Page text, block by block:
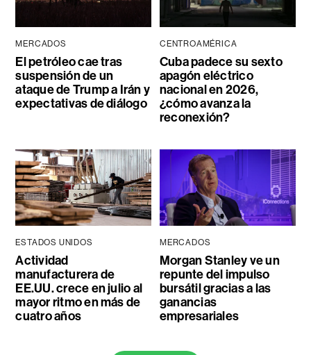
MERCADOS
El petróleo cae tras
suspensión de un
ataque de Trump a Irán y
expectativas de diálogo
CENTROAMÉRICA
Cuba padece su sexto
apagón eléctrico
nacional en 2026,
¿cómo avanza la
reconexión?
ESTADOS UNIDOS
Actividad
manufacturera de
EE.UU. crece en julio al
mayor ritmo en más de
cuatro años
MERCADOS
Morgan Stanley ve un
repunte del impulso
bursátil gracias a las
ganancias
empresariales